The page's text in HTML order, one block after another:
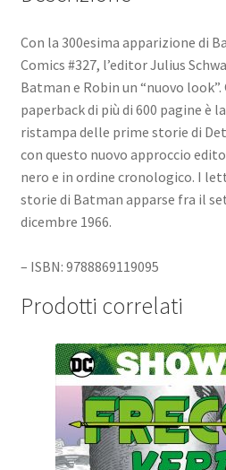
Con la 300esima apparizione di
Comics #327, l’editor Julius
Batman e Robin un “nuovo
paperback di più di 600 pagine è
ristampa delle prime storie di
con questo nuovo approccio
nero e in ordine cronologico. I
storie di Batman apparse fra il
dicembre 1966.
– ISBN: 9788869119095
Prodotti correlati